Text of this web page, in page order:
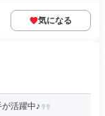
気になる
活躍中♪